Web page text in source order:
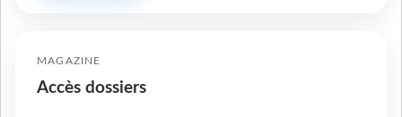
MAGAZINE
Accès dossiers